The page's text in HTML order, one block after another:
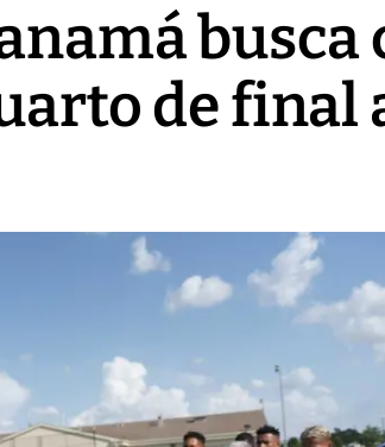
de
Video, Japón:
deja heridos y
daños en